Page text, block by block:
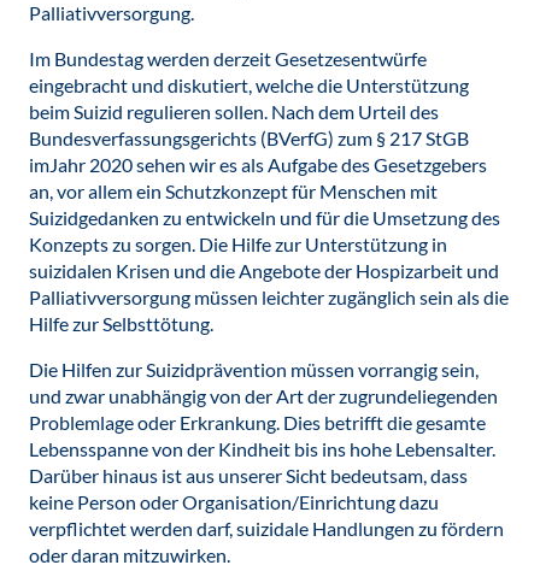
Palliativversorgung.
Im Bundestag werden derzeit Gesetzesentwürfe
eingebracht und diskutiert, welche die Unterstützung
beim Suizid regulieren sollen. Nach dem Urteil des
Bundesverfassungsgerichts (BVerfG) zum § 217 StGB
imJahr 2020 sehen wir es als Aufgabe des Gesetzgebers
an, vor allem ein Schutzkonzept für Menschen mit
Suizidgedanken zu entwickeln und für die Umsetzung des
Konzepts zu sorgen. Die Hilfe zur Unterstützung in
suizidalen Krisen und die Angebote der Hospizarbeit und
Palliativversorgung müssen leichter zugänglich sein als die
Hilfe zur Selbsttötung.
Die Hilfen zur Suizidprävention müssen vorrangig sein,
und zwar unabhängig von der Art der zugrundeliegenden
Problemlage oder Erkrankung. Dies betrifft die gesamte
Lebensspanne von der Kindheit bis ins hohe Lebensalter.
Darüber hinaus ist aus unserer Sicht bedeutsam, dass
keine Person oder Organisation/Einrichtung dazu
verpflichtet werden darf, suizidale Handlungen zu fördern
oder daran mitzuwirken.